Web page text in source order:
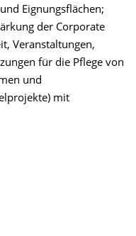
Eignungsflächen;
der Corporate
Veranstaltungen,
für die Pflege von
und
mit